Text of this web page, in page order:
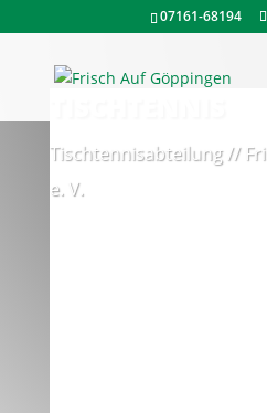
07161-68194
Tischtennisabteilung //
e. V.